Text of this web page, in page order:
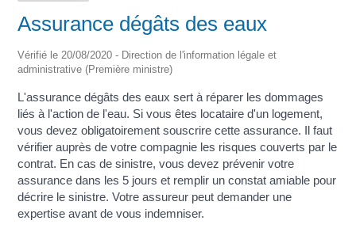
Assurance dégâts des eaux
Vérifié le 20/08/2020 - Direction de l'information légale et
administrative (Première ministre)
L'assurance dégâts des eaux sert à réparer les dommages
liés à l'action de l'eau. Si vous êtes locataire d'un logement,
vous devez obligatoirement souscrire cette assurance. Il faut
vérifier auprès de votre compagnie les risques couverts par le
contrat. En cas de sinistre, vous devez prévenir votre
assurance dans les 5 jours et remplir un constat amiable pour
décrire le sinistre. Votre assureur peut demander une
expertise avant de vous indemniser.